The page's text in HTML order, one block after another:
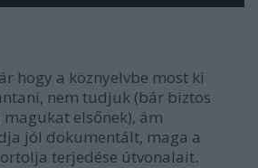
hogy a köznyelvbe most ki
nem tudjuk (bár biztos
elsőnek), ám
jól dokumentált, maga a
terjedése útvonalait.